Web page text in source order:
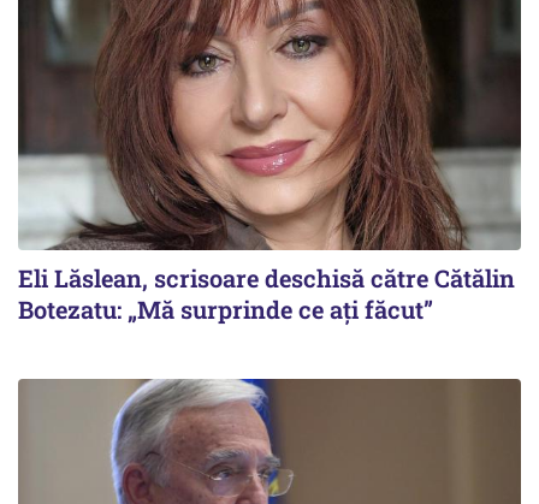
Eli Lăslean, scrisoare deschisă către Cătălin
Botezatu: „Mă surprinde ce ați făcut”